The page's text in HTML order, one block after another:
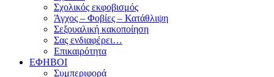
Σχολικός εκφοβισμός
Άγχος – Φοβίες – Κατάθλιψη
Σεξουαλική κακοποίηση
Σας ενδιαφέρει…
Επικαιρότητα
ΕΦΗΒΟΙ
Συμπεριφορά